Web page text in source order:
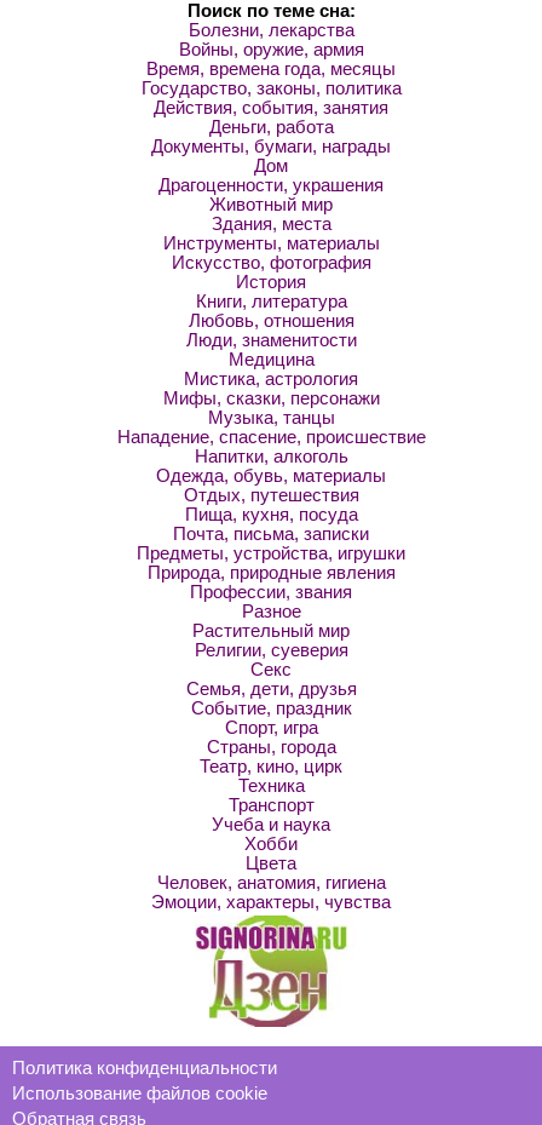
Поиск по теме сна:
Болезни, лекарства
Войны, оружие, армия
Время, времена года, месяцы
Государство, законы, политика
Действия, события, занятия
Деньги, работа
Документы, бумаги, награды
Дом
Драгоценности, украшения
Животный мир
Здания, места
Инструменты, материалы
Искусство, фотография
История
Книги, литература
Любовь, отношения
Люди, знаменитости
Медицина
Мистика, астрология
Мифы, сказки, персонажи
Музыка, танцы
Нападение, спасение, происшествие
Напитки, алкоголь
Одежда, обувь, материалы
Отдых, путешествия
Пища, кухня, посуда
Почта, письма, записки
Предметы, устройства, игрушки
Природа, природные явления
Профессии, звания
Разное
Растительный мир
Религии, суеверия
Секс
Семья, дети, друзья
Событие, праздник
Спорт, игра
Страны, города
Театр, кино, цирк
Техника
Транспорт
Учеба и наука
Хобби
Цвета
Человек, анатомия, гигиена
Эмоции, характеры, чувства
Политика конфиденциальности
Использование файлов cookie
Обратная связь